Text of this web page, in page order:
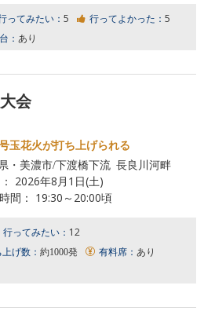
ってみたい： 5 行ってよかった： 5
： あり
会
玉花火が打ち上げられる
・美濃市/下渡橋下流 長良川河畔
2026年8月1日(土)
間： 19:30～20:00頃
行ってみたい： 12
げ数： 約1000発 有料席： あり